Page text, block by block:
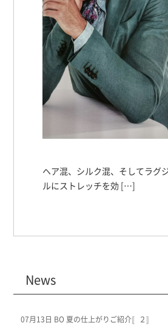
ヘア混、シルク混、そしてラグ
ルにストレッチを効 […]
News
07月13日 BO 夏の仕上がりご紹介〚２〛